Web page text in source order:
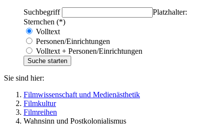
Suchbegriff
Platzhalter:
Sternchen (*)
Volltext
Personen/Einrichtungen
Volltext + Personen/Einrichtungen
Sie sind hier:
Filmwissenschaft und Medienästhetik
Filmkultur
Filmreihen
Wahnsinn und Postkolonialismus